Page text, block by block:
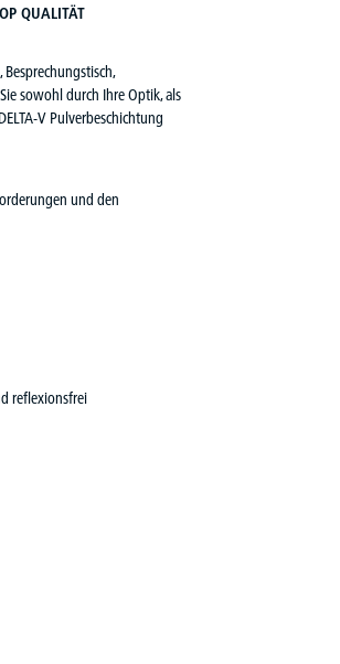
QUALITÄT
sowohl durch Ihre Optik, als
V Pulverbeschichtung
und den
reflexionsfrei